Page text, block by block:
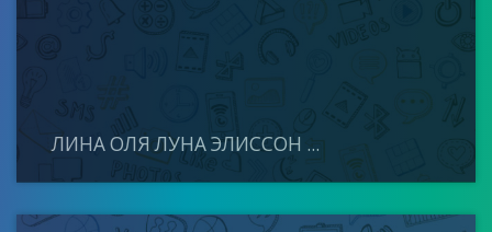
ЛИНА ОЛЯ ЛУНА ЭЛИССОН ...